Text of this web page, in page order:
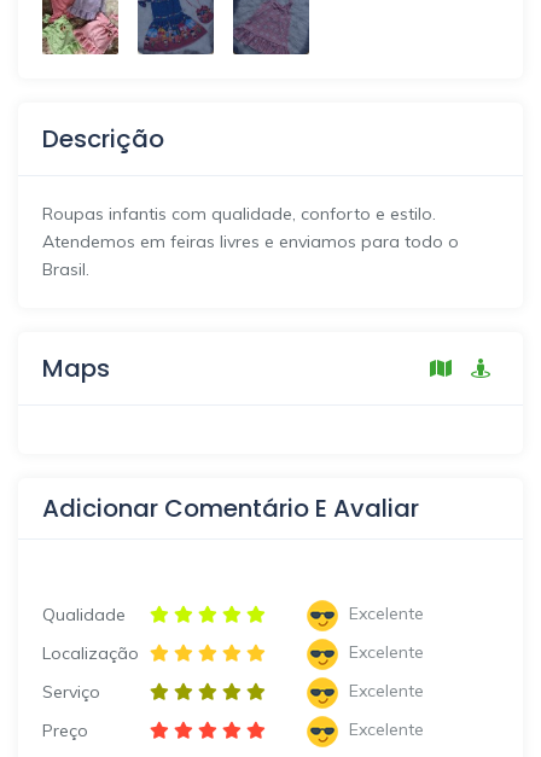
Descrição
Roupas infantis com qualidade, conforto e estilo.
Atendemos em feiras livres e enviamos para todo o
Brasil.
Maps
Adicionar Comentário E Avaliar
Qualidade
Excelente
Localização
Excelente
Serviço
Excelente
Preço
Excelente